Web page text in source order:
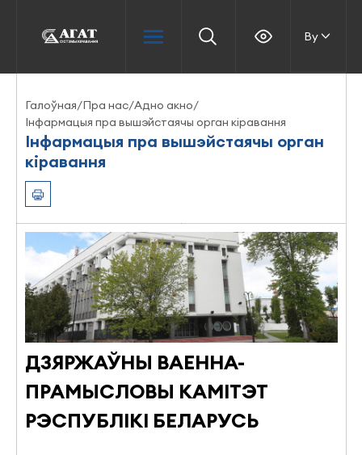
By
Галоўная/Пра нас/Адно акно/
Інфармацыя пра вышэйстаячы орган кіравання
Інфармацыя пра вышэйстаячы орган
кіравання
ДЗЯРЖАЎНЫ ВАЕННА-
ПРАМЫСЛОВЫ КАМIТЭТ
РЭСПУБЛIКI БЕЛАРУСЬ